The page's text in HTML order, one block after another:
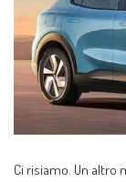
Ci risiamo. Un altro